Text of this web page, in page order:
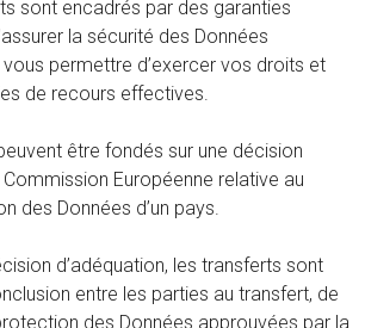
sont encadrés par des garanties
la sécurité des Données
permettre d’exercer vos droits et
de recours effectives.
être fondés sur une décision
Européenne relative au
des Données d’un pays.
d’adéquation, les transferts sont
entre les parties au transfert, de
des Données approuvées par la